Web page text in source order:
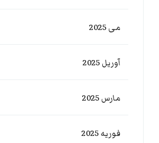
می 2025
آوریل 2025
مارس 2025
فوریه 2025